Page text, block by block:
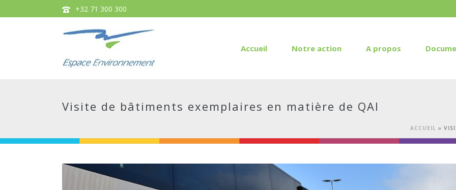
+32 71 300 300
Accueil Notre action A propos
Visite de bâtiments exemplaires en matière de QAI
ACCUEIL »